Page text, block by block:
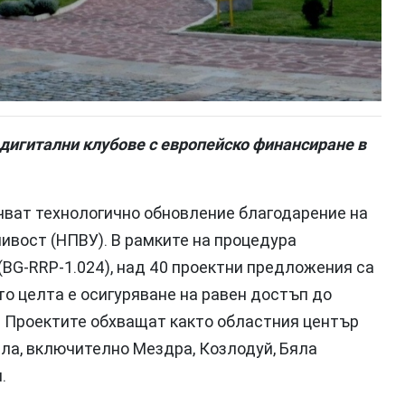
клубове с европейско финансиране в
технологично обновление благодарение на
(НПВУ). В рамките на процедура
RRP-1.024), над 40 проектни предложения са
целта е осигуряване на равен достъп до
обхващат както областния център
включително Мездра, Козлодуй, Бяла